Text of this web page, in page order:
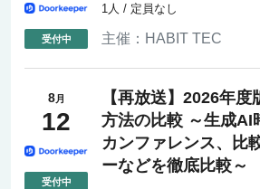
主催： HABIT TEC
1人 / 定員なし
8月
12
【再放送】2026年
方法の比較 ～生成AI
カンファレンス、比
ーなどを徹底比較～